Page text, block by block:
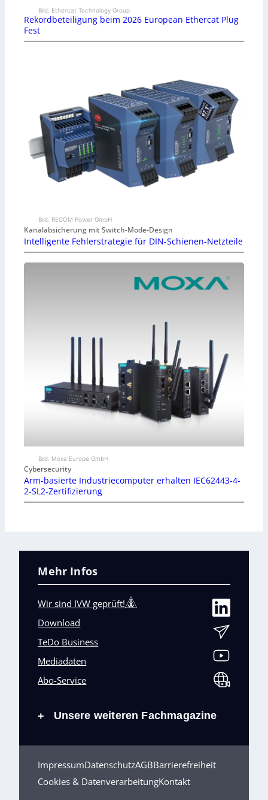
Bild: Ethercat Technology Group
Rekordbeteiligung beim 2026 European Ethercat Plug
Fest
Bild: RECOM Power GmbH
Kanalabsicherung mit Switch-Mode-Design
Intelligente Fehlerstrategie für DIN-Schienen-Netzteile
Bild: Moxa Europe GmbH
Cybersecurity
Arm-basierte Industriecomputer erhalten IEC62443-4-
2-SL2-Zertifizierung
Mehr Infos
Wir sind IVW geprüft!
Download
TeDo Business
Mediadaten
Abo-Service
+ Unsere weiteren Fachmagazine
ImpressumDatenschutzAGBBarrierefreiheit
Cookies & DatenverarbeitungKontakt